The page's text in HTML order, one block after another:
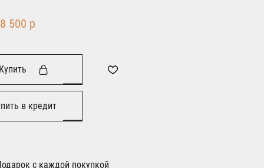
8 500 р
в кредит
с каждой покупкой